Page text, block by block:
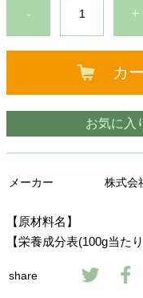
- +
カ
お気に入
メーカー 株式会
【原材料名】
【栄養成分表(100g当たり
share